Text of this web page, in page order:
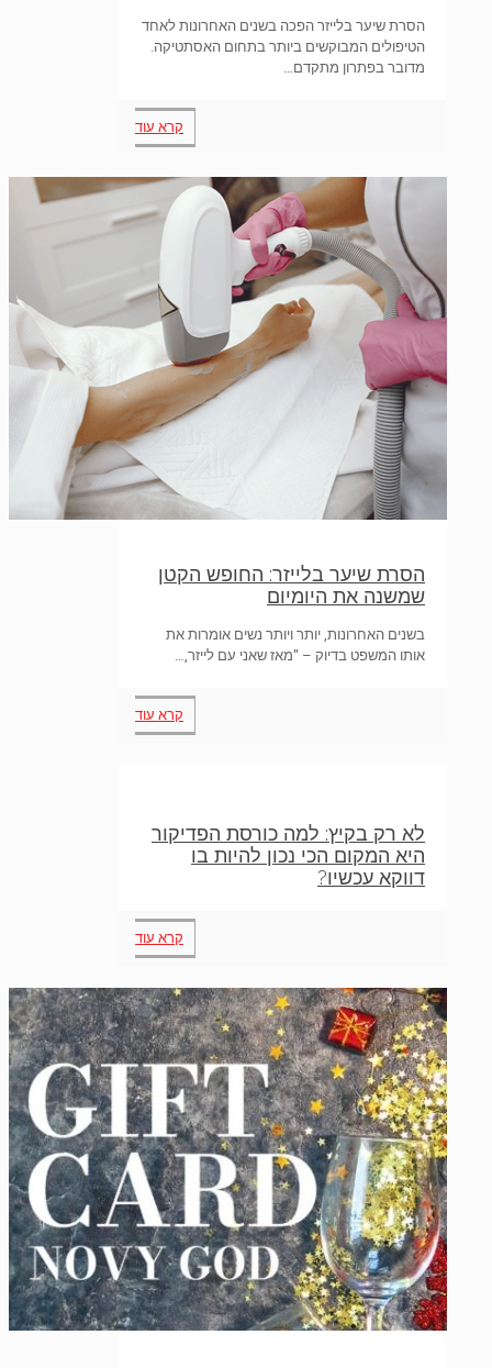
הסרת שיער בלייזר הפכה בשנים האחרונות לאחד
הטיפולים המבוקשים ביותר בתחום האסתטיקה.
מדובר בפתרון מתקדם…
קרא עוד
הסרת שיער בלייזר: החופש הקטן
שמשנה את היומיום
בשנים האחרונות, יותר ויותר נשים אומרות את
אותו המשפט בדיוק – "מאז שאני עם לייזר,…
קרא עוד
לא רק בקיץ: למה כורסת הפדיקור
היא המקום הכי נכון להיות בו
דווקא עכשיו?
קרא עוד